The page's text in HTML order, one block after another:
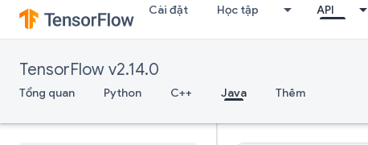
Cài đặt Học tập API
TensorFlow v2.14.0
Tổng quan Python C++ Java Thêm